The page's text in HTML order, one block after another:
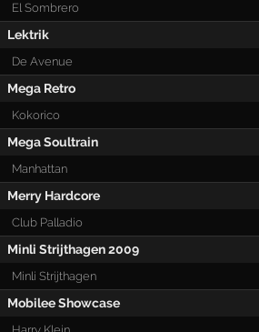
El Sombrero
Lektrik
De Avenue
Mega Retro
Kokorico
Mega Soultrain
Manhattan
Merry Hardcore
Club Palladio
Minli Strijthagen 2009
Minli Strijthagen
Mobilee Showcase